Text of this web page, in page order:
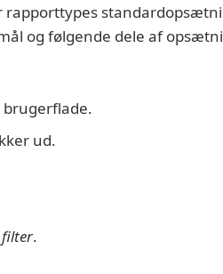
og følgende dele af
brugerflade.
ud.
filter.